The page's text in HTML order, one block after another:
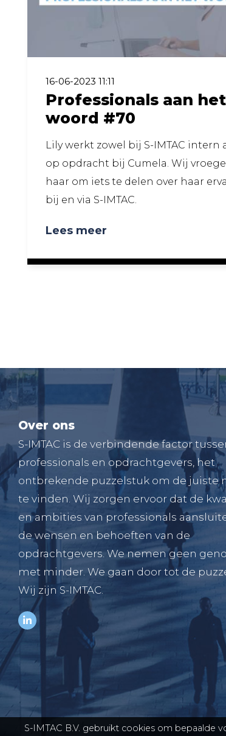
16-06-2023 11:11
Professionals aan het
woord #70
Lily werkt zowel bij S-IMTAC intern
op opdracht bij Cumela. Wij
haar om iets te delen over haar
bij en via S-IMTAC.
Lees meer
Over ons
S-IMTAC is de verbindende factor
professionals en opdrachtgevers, het
ontbrekende puzzelstuk om de juiste
te vinden. Wij zorgen ervoor dat de
en ambities van professionals
de wensen en behoeften van de
opdrachtgevers. We nemen geen
met minder. We gaan door tot de
Wij zijn S-IMTAC.
S-IMTAC B.V. gebruikt cookies om bepaalde